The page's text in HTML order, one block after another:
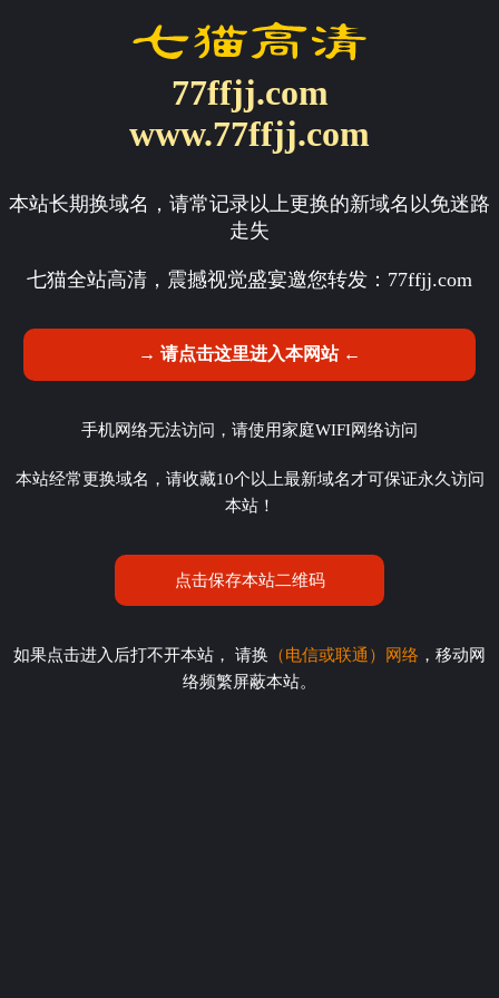
77ffjj.com
www.77ffjj.com
本站长期换域名，请常记录以上更换的新域名以免迷路
走失
七猫全站高清，震撼视觉盛宴邀您转发： 77ffjj.com
→ 请点击这里进入本网站 ←
手机网络无法访问，请使用家庭WIFI网络访问
本站经常更换域名，请收藏10个以上最新域名才可保证永久访问
本站！
点击保存本站二维码
如果点击进入后打不开本站， 请换 （电信或联通）网络 ，移动网
络频繁屏蔽本站。